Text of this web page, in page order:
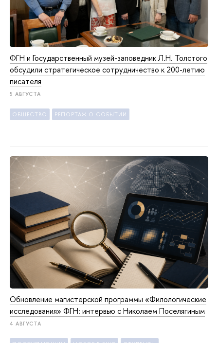
ФГН и Государственный музей-заповедник Л.Н. Толстого
обсудили стратегическое сотрудничество к 200-летию
писателя
5 АВГУСТА
ОБЩЕСТВО РЕПОРТАЖ О СОБЫТИИ
Обновление магистерской программы «Филологические
исследования» ФГН: интервью с Николаем Поселягиным
4 АВГУСТА